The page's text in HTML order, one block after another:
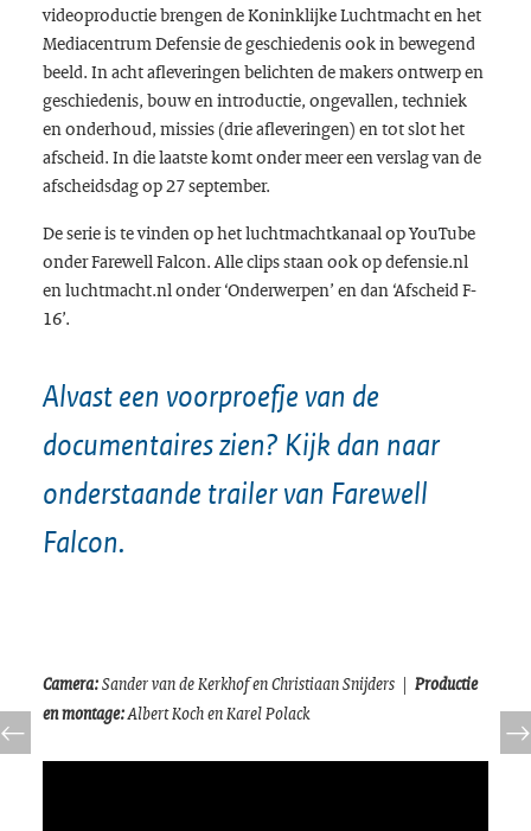
videoproductie brengen de Koninklijke Luchtmacht en het
Mediacentrum Defensie de geschiedenis ook in bewegend
beeld. In acht afleveringen belichten de makers ontwerp en
geschiedenis, bouw en introductie, ongevallen, techniek
en onderhoud, missies (drie afleveringen) en tot slot het
afscheid. In die laatste komt onder meer een verslag van de
afscheidsdag op 27 september.
De serie is te vinden op het luchtmachtkanaal op YouTube
onderFarewell Falcon. Alle clips staan ook op defensie.nl
en luchtmacht.nl onder ‘Onderwerpen’ en dan ‘Afscheid F-
16’.
Alvast een voorproefje van de
documentaires zien? Kijk dan naar
onderstaande trailer van Farewell
Falcon.
Camera:Sander van de Kerkhof en Christiaan Snijders | Productie
en montage:Albert Koch en Karel Polack